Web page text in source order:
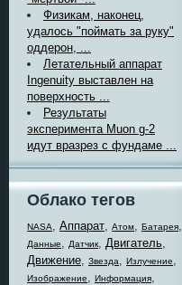
Физикам, наконец,
удалось "поймать за руку"
оддерон, ...
Летательный аппарат
Ingenuity выставлен на
поверхность ...
Результаты
эксперимента Muon g-2
идут вразрез с фундаме ...
Облако тегов
NASA, Аппарат, Атом, Батарея,
Данные, Датчик, Двигатель,
Движение, Звезда, Излучение,
Изображение, Информация,